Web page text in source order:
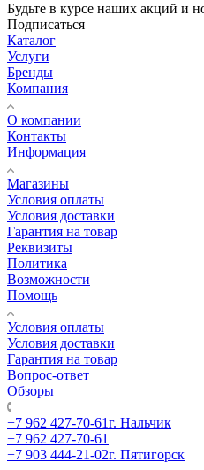
Будьте в курсе наших акций и
Подписаться
Каталог
Услуги
Бренды
Компания
О компании
Контакты
Информация
Магазины
Условия оплаты
Условия доставки
Гарантия на товар
Реквизиты
Политика
Возможности
Помощь
Условия оплаты
Условия доставки
Гарантия на товар
Вопрос-ответ
Обзоры
+7 962 427-70-61г. Нальчик
+7 962 427-70-61
+7 903 444-21-02г. Пятигорск